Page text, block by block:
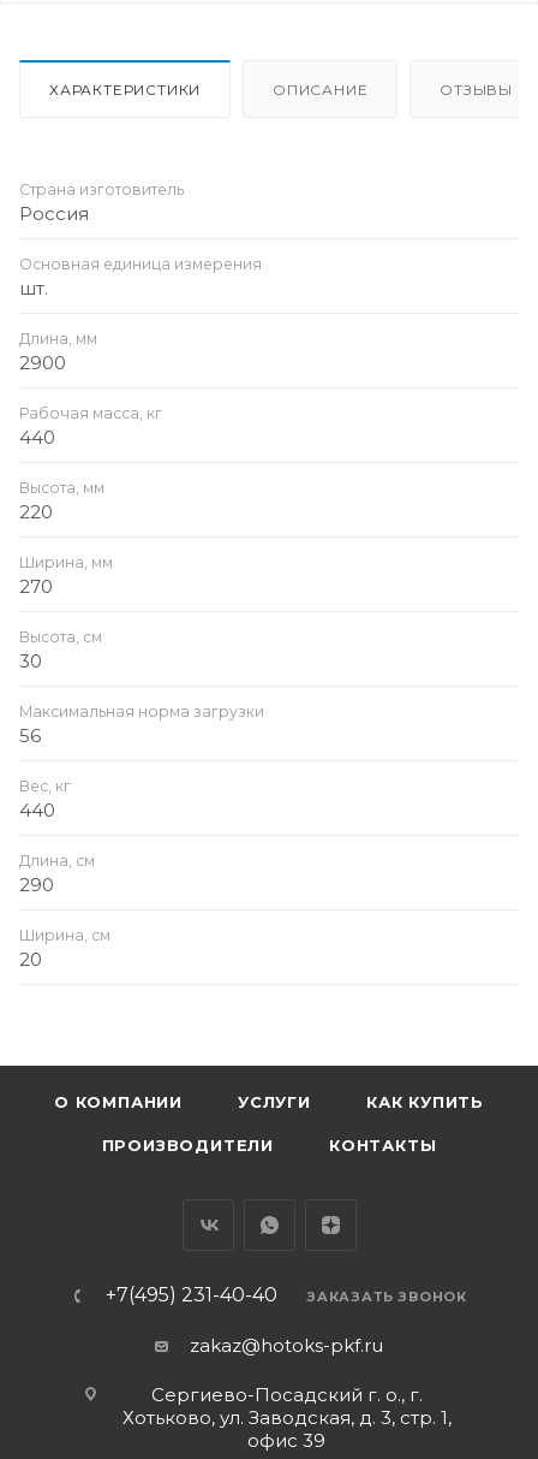
ХАРАКТЕРИСТИКИ ОПИСАНИЕ ОТЗЫВЫ
Страна изготовитель
Россия
Основная единица измерения
шт.
Длина, мм
2900
Рабочая масса, кг
440
Высота, мм
220
Ширина, мм
270
Высота, см
30
Максимальная норма загрузки
56
Вес, кг
440
Длина, см
290
Ширина, см
20
О КОМПАНИИ УСЛУГИ КАК КУПИТЬ
ПРОИЗВОДИТЕЛИ КОНТАКТЫ
+7(495) 231-40-40 ЗАКАЗАТЬ ЗВОНОК
zakaz@hotoks-pkf.ru
Сергиево-Посадский г. о., г.
Хотьково, ул. Заводская, д. 3, стр. 1,
офис 39